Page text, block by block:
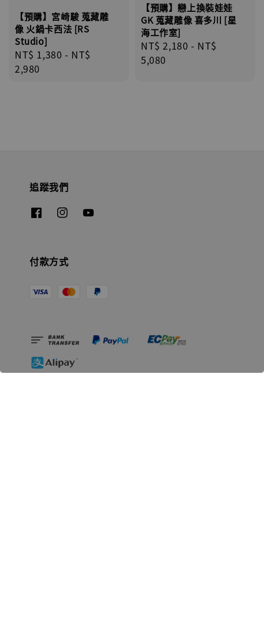
【預購】宮崎駿 蒐藏雕
像 火鍋卡西法 [RS
Studio]
Regular
price
NT$ 1,380 - NT$
2,980
【預購】戀上換裝娃娃
GK 蒐藏雕像 喜多川 [星
海工作室]
Regular
price
NT$ 2,180 - NT$
5,080
追蹤我們
付款方式